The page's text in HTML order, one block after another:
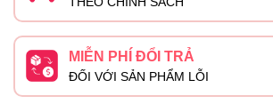
MIỄN PHÍ ĐỔI TRẢ
ĐỐI VỚI SẢN PHẨM LỖI